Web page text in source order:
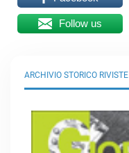
Follow us
ARCHIVIO STORICO RIVISTE